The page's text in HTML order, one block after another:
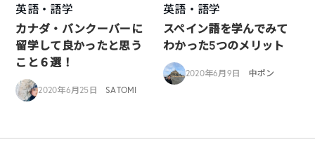
英語・語学
カナダ・バンクーバーに
留学して良かったと思う
こと６選！
2020年6月25日 SATOMI
英語・語学
スペイン語を学んでみて
わかった5つのメリット
2020年6月9日 中ポン